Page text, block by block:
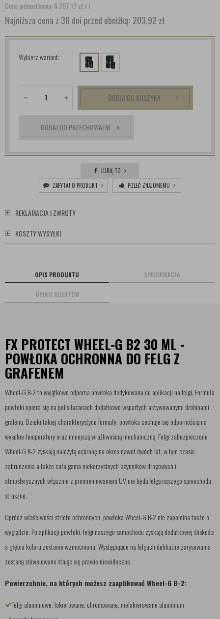
Cena jednostkowa: 6 797,17 zł/ l
Najniższa cena z 30 dni przed obniżką:203,92 zł
Wybierz wariant:
DODAJ DO KOSZYKA
DODAJ DO PRZECHOWALNI
LUBIĘ TO
ZAPYTAJ O PRODUKT
POLEĆ ZNAJOMEMU
REKLAMACJA I ZWROTY
KOSZTY WYSYŁKI
OPIS PRODUKTU SPECYFIKACJA
OPINIE KLIENTÓW
FX PROTECT WHEEL-G B2 30 ML -
POWŁOKA OCHRONNA DO FELG Z
GRAFENEM
Wheel-G B-2 to wyjątkowo odporna powłoka dedykowana do aplikacji na felgi. Formuła
powłoki opiera się na polisilazanach dodatkowo wspartych aktywowanymi drobinami
grafenu. Dzięki takiej charakterystyce formuły, powłoka cechuje się odpornością na
wysokie temperatury oraz mniejszą wrażliwością mechaniczną. Felgi zabezpieczone
Wheel-G B-2 zyskają należytą ochronę na okres nawet dwóch lat, w tym czasie
zabrudzenia a także cała gama niekorzystnych czynników drogowych i
atmosferycznych włącznie z promieniowaniem UV nie będą felgą naszego samochodu
straszne.
Oprócz właściwości stricte ochronnych, powłoka Wheel-G B-2 nie zapomina także o
wyglądzie. Po aplikacji powłoki, felgi naszego samochodu zyskają dodatkowej śliskości
a głębia koloru zostanie wzmocniona. Występujące na felgach delikatne zarysowania
zostaną zniwelowane stając się prawie niewidoczne.
Powierzchnie, na których możesz zaaplikować Wheel-G B-2:
felgi aluminiowe, lakierowane, chromowane, nielakierowane aluminium